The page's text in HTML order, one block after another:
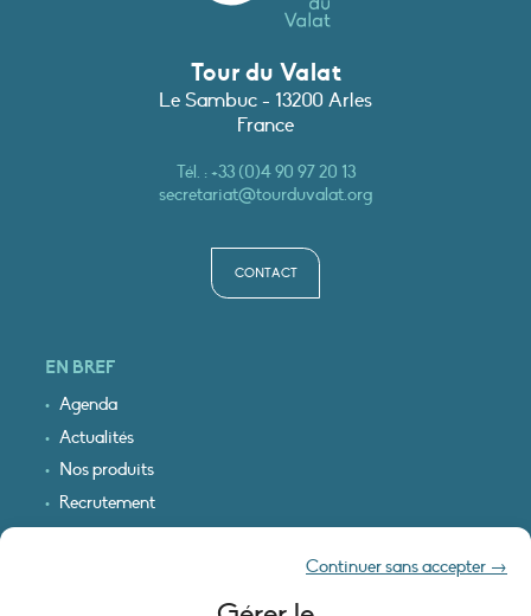
Continuer sans accepter →
Tour du Valat
Le Sambuc - 13200 Arles
France
Tél. :+33 (0)4 90 97 20 13
secretariat@tourduvalat.org
CONTACT
EN BREF
Agenda
Actualités
Nos produits
Recrutement